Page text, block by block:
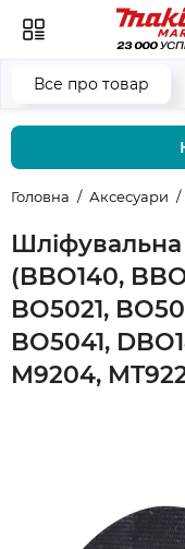
Головна Аксесуари
(BBO140,
BO5021,
BO5041,
M9204,
Все про товар